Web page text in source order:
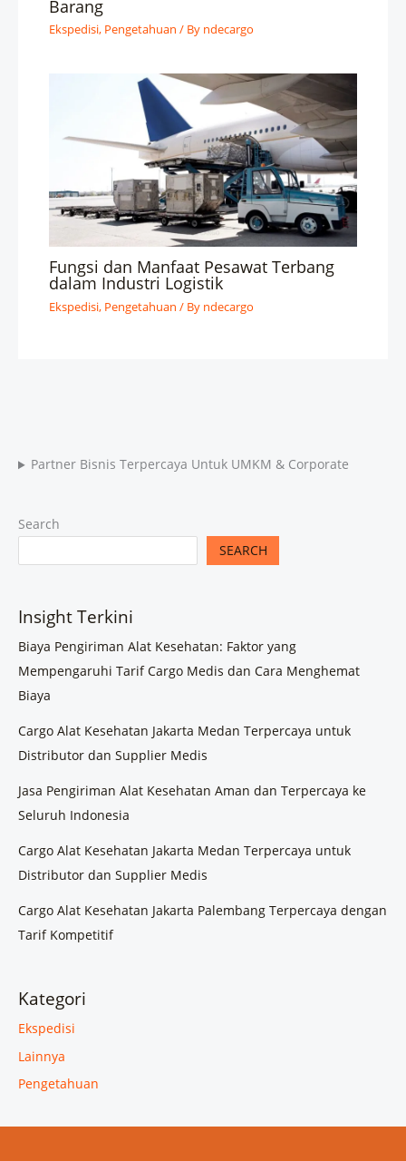
Barang
Ekspedisi, Pengetahuan / By ndecargo
Fungsi dan Manfaat Pesawat Terbang
dalam Industri Logistik
Ekspedisi, Pengetahuan / By ndecargo
Partner Bisnis Terpercaya Untuk UMKM & Corporate
Search
SEARCH
Insight Terkini
Biaya Pengiriman Alat Kesehatan: Faktor yang
Mempengaruhi Tarif Cargo Medis dan Cara Menghemat
Biaya
Cargo Alat Kesehatan Jakarta Medan Terpercaya untuk
Distributor dan Supplier Medis
Jasa Pengiriman Alat Kesehatan Aman dan Terpercaya ke
Seluruh Indonesia
Cargo Alat Kesehatan Jakarta Medan Terpercaya untuk
Distributor dan Supplier Medis
Cargo Alat Kesehatan Jakarta Palembang Terpercaya dengan
Tarif Kompetitif
Kategori
Ekspedisi
Lainnya
Pengetahuan